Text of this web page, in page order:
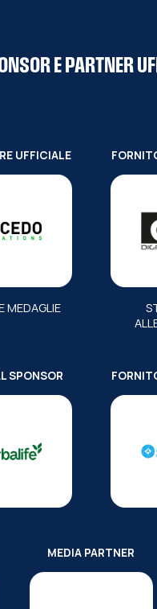
E PARTNER
UFFICIALE
MEDAGLIE
SPONSOR
MEDIA PARTNER